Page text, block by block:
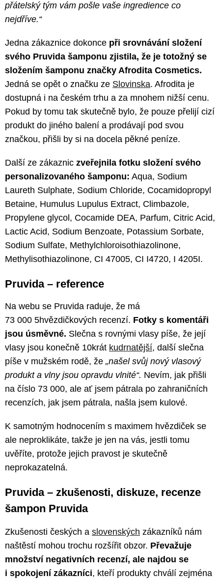
přátelský tým vám pošle vaše ingredience co
nejdříve.“
Jedna zákaznice dokonce při srovnávání složení
svého Pruvida šamponu zjistila, že je totožný se
složením šamponu značky Afrodita Cosmetics.
Jedná se opět o značku ze Slovinska. Afrodita je
dostupná i na českém trhu a za mnohem nižší cenu.
Pokud by tomu tak skutečně bylo, že pouze přelijí cizí
produkt do jiného balení a prodávají pod svou
značkou, přišli by si na docela pěkné peníze.
Další ze zákaznic zveřejnila fotku složení svého
personalizovaného šamponu: Aqua, Sodium
Laureth Sulphate, Sodium Chloride, Cocamidopropyl
Betaine, Humulus Lupulus Extract, Climbazole,
Propylene glycol, Cocamide DEA, Parfum, Citric Acid,
Lactic Acid, Sodium Benzoate, Potassium Sorbate,
Sodium Sulfate, Methylchloroisothiazolinone,
Methylisothiazolinone, CI 47005, CI I4720, I 4205I.
Pruvida – reference
Na webu se Pruvida raduje, že má
73 000 5hvězdičkových recenzí. Fotky s komentáři
jsou úsměvné. Slečna s rovnými vlasy píše, že její
vlasy jsou konečně 10krát kudrnatější, další slečna
píše v mužském rodě, že „našel svůj nový vlasový
produkt a vlny jsou opravdu vlnité“. Nevím, jak přišli
na číslo 73 000, ale ať jsem pátrala po zahraničních
recenzích, jak jsem pátrala, našla jsem kulové.
K samotným hodnocením s maximem hvězdiček se
ale neproklikáte, takže je jen na vás, jestli tomu
uvěříte, protože jejich pravost je skutečně
neprokazatelná.
Pruvida – zkušenosti, diskuze, recenze
šampon Pruvida
Zkušenosti českých a slovenských zákazníků nám
naštěstí mohou trochu rozšířit obzor. Převažuje
množství negativních recenzí, ale najdou se
i spokojení zákazníci, kteří produkty chválí zejména